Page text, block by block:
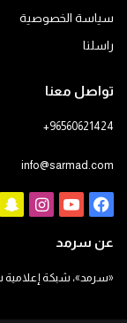
سياسة الخصوصية
راسلنا
تواصل معنا
+96560621424
info@sarmad.com
فيسبوكيوتيوب
عن سرمد
«سرمد»، شبكة إعلامية